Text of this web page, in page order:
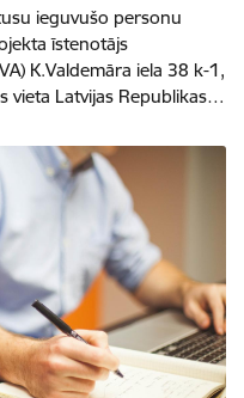
ieguvušo personu
īstenotājs
K.Valdemāra iela 38 k-1,
vieta Latvijas Republikas…